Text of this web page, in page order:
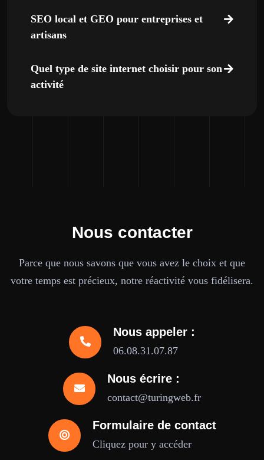
SEO local et GEO pour entreprises et
artisans
Quel type de site internet choisir pour son
activité
Nous contacter
Parce que nous savons que vous avez le choix et que
votre temps est précieux, notre réactivité vous fidélisera.
Nous appeler :
06.08.31.07.87
Nous écrire :
contact@turingweb.fr
Formulaire de contact
Cliquez pour y accéder